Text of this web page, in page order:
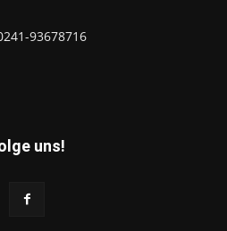
93678716
uns!